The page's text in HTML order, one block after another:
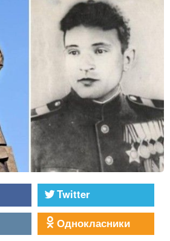
Twitter
Однокласники